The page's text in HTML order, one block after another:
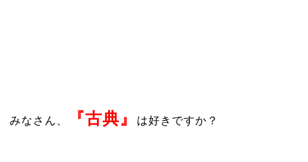
みなさん、 『古典』 は好きですか？